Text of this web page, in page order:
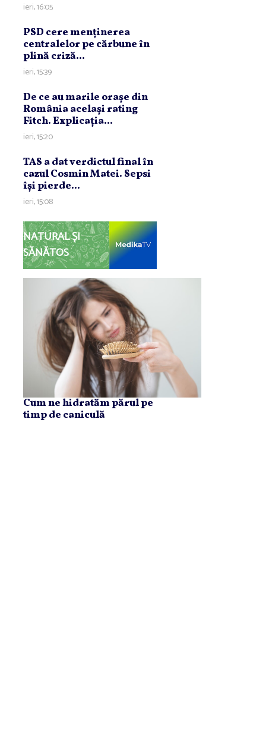
ieri, 16:05
PSD cere menţinerea
centralelor pe cărbune în
plină criză...
ieri, 15:39
De ce au marile oraşe din
România acelaşi rating
Fitch. Explicaţia...
ieri, 15:20
TAS a dat verdictul final în
cazul Cosmin Matei. Sepsi
îşi pierde...
ieri, 15:08
NATURAL ȘI
SĂNĂTOS
Cum ne hidratăm părul pe
timp de caniculă